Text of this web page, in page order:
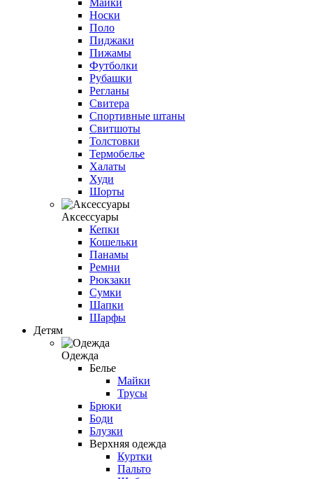
Носки
Поло
Пиджаки
Пижамы
Футболки
Рубашки
Регланы
Свитера
Cпортивные штаны
Свитшоты
Толстовки
Термобелье
Халаты
Худи
Шорты
Аксессуары
Кепки
Кошельки
Панамы
Ремни
Рюкзаки
Сумки
Шапки
Шарфы
Детям
Одежда
Белье
Майки
Трусы
Брюки
Боди
Блузки
Верхняя одежда
Куртки
Пальто